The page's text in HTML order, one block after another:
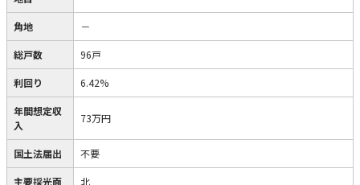
角地 －
総戸数 96戸
利回り 6.42%
年間想定収
入
73万円
国土法届出 不要
主要採光面 北